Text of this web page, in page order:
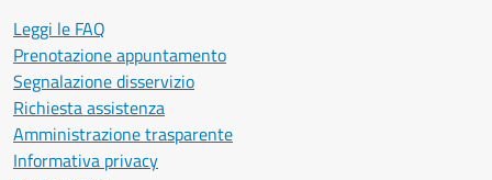
Leggi le FAQ
Prenotazione appuntamento
Segnalazione disservizio
Richiesta assistenza
Amministrazione trasparente
Informativa privacy